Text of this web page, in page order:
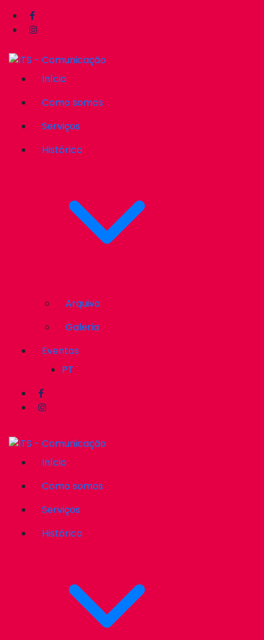
Início
Como somos
Serviços
Histórico
Arquivo
Galeria
Eventos
PT
Início
Como somos
Serviços
Histórico